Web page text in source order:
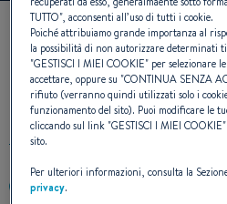
I NOSTRI
CONTATTO
+33325412887
TUTTO", acconsenti all’uso di tutti i cookie.
Poiché attribuiamo grande importanza al
la possibilità di non autorizzare determinati
"GESTISCI I MIEI COOKIE" per selezionare
accettare, oppure su "CONTINUA SENZA
rifiuto (verranno quindi utilizzati solo i
funzionamento del sito). Puoi modificare le
cliccando sul link "GESTISCI I MIEI COOKIE
sito.
Per ulteriori informazioni, consulta la
privacy.